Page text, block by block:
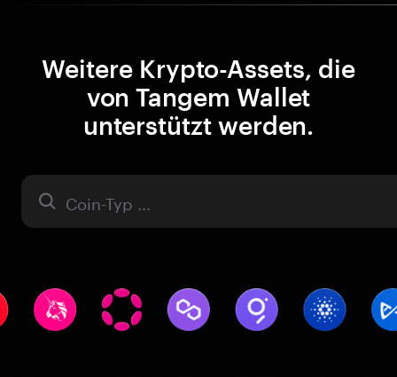
Weitere Krypto-Assets, die
von Tangem Wallet
unterstützt werden.
Asset